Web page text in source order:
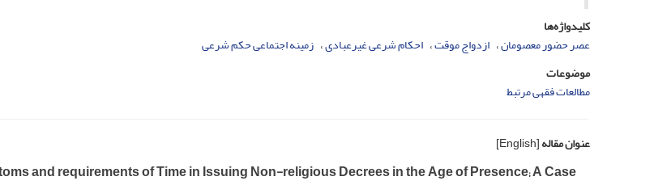
کلیدواژه‌ها
عصر حضور معصومان ازدواج موقت احکام شرعی غیرعبادی زمینه اجتماعی حکم شرعی
موضوعات
مطالعات فقهی مرتبط
عنوان مقاله[English]
and requirements of Time in Issuing Non-religious Decrees in the Age of Presence; A Case